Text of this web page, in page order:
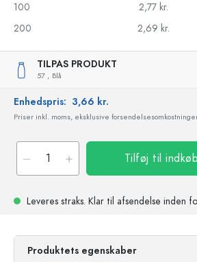
100
2,77 kr.
200
2,69 kr.
TILPAS PRODUKT
57 , Blå
Enhedspris: 3,66 kr.
Priser inkl. moms, eksklusive
Tilføj til
Leveres straks. Klar til afsendelse inden
Produktets egenskaber